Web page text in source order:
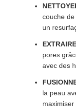
couche
un
pores
avec des
la peau
maximiser